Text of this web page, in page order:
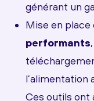
générant un
Mise en place
performants
l’alimentation
Ces outils ont